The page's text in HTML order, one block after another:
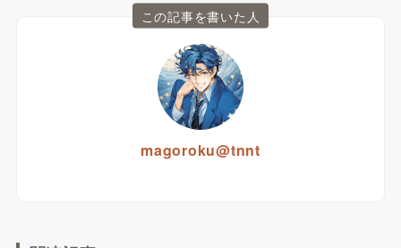
この記事を書いた人
magoroku@tnnt